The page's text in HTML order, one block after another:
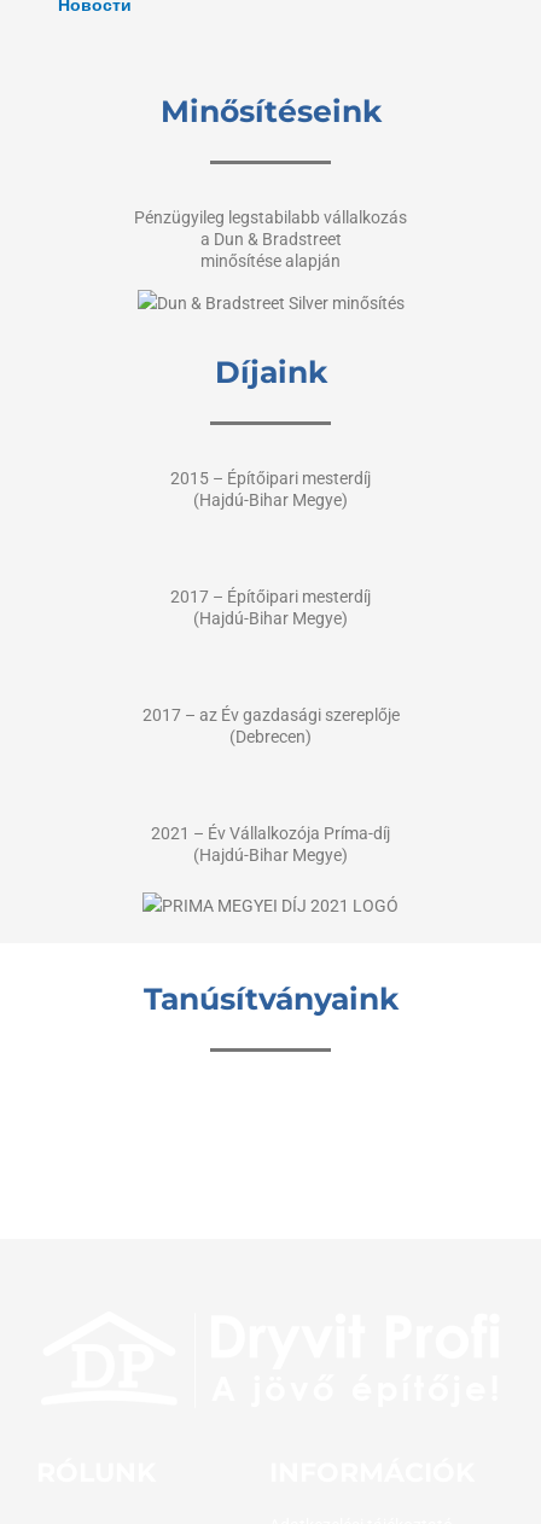
Новости
Minősítéseink
Pénzügyileg legstabilabb vállalkozás
a Dun & Bradstreet
minősítése alapján
Díjaink
2015 – Építőipari mesterdíj
(Hajdú-Bihar Megye)
2017 – Építőipari mesterdíj
(Hajdú-Bihar Megye)
2017 – az Év gazdasági szereplője
(Debrecen)
2021 – Év Vállalkozója Príma-díj
(Hajdú-Bihar Megye)
Tanúsítványaink